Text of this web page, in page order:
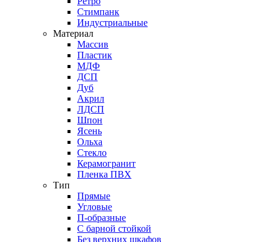
Стимпанк
Индустриальные
Материал
Массив
Пластик
МДФ
ДСП
Дуб
Акрил
ЛДСП
Шпон
Ясень
Ольха
Стекло
Керамогранит
Пленка ПВХ
Тип
Прямые
Угловые
П-образные
С барной стойкой
Без верхних шкафов